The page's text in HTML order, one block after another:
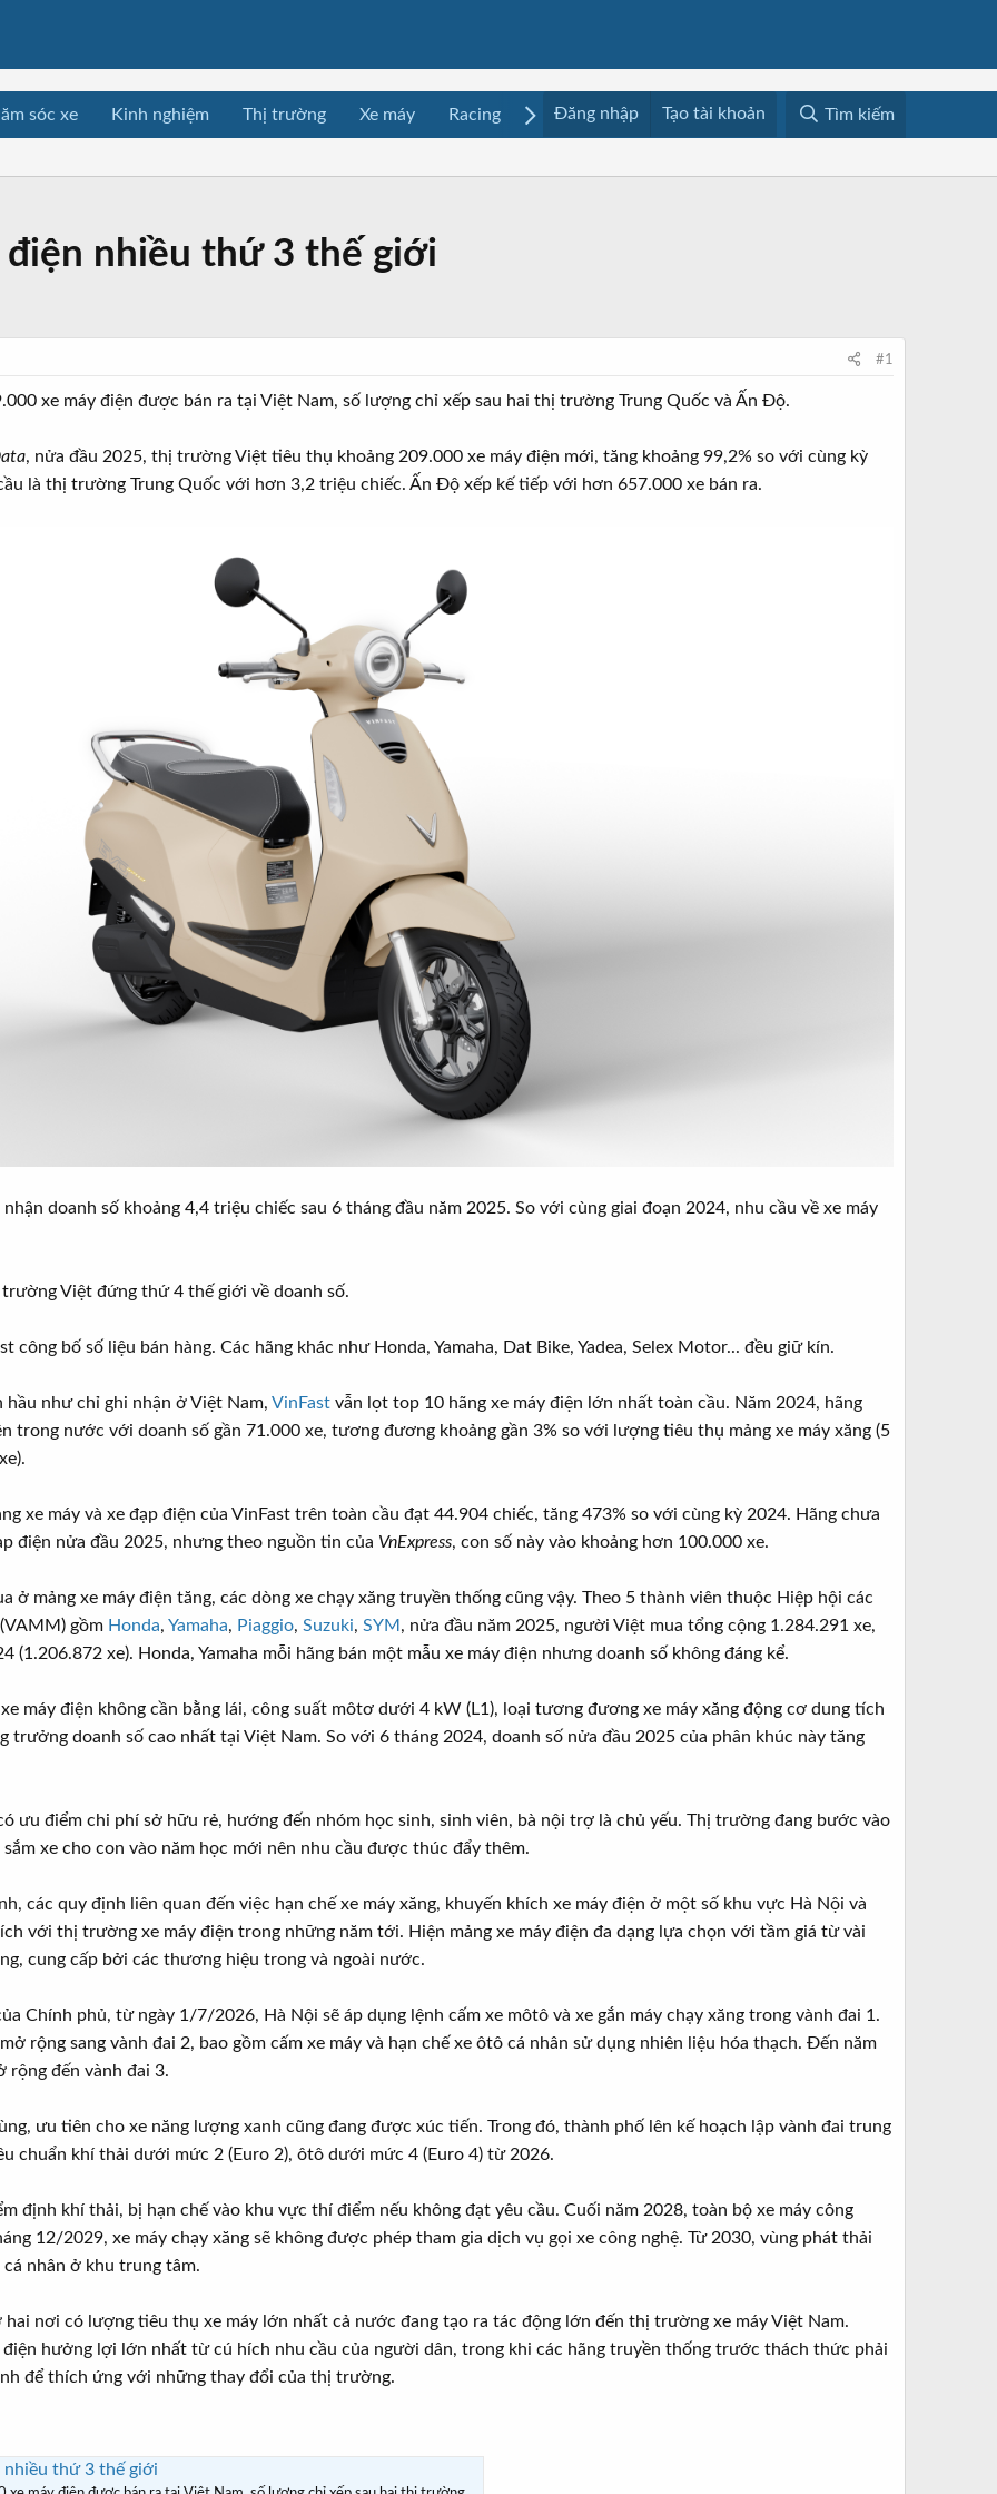
sóc xe Kinh nghiệm Thị trường Xe máy Racing Mua bán Media Resources
Đăng nhập Tạo tài khoản Tìm kiếm
điện nhiều thứ 3 thế giới
#1
xe máy điện được bán ra tại Việt Nam, số lượng chỉ xếp sau hai thị trường Trung Quốc và Ấn Độ.
, nửa đầu 2025, thị trường Việt tiêu thụ khoảng 209.000 xe máy điện mới, tăng khoảng 99,2% so với cùng kỳ
là thị trường Trung Quốc với hơn 3,2 triệu chiếc. Ấn Độ xếp kế tiếp với hơn 657.000 xe bán ra.
doanh số khoảng 4,4 triệu chiếc sau 6 tháng đầu năm 2025. So với cùng giai đoạn 2024, nhu cầu về xe máy
Việt đứng thứ 4 thế giới về doanh số.
công bố số liệu bán hàng. Các hãng khác như Honda, Yamaha, Dat Bike, Yadea, Selex Motor... đều giữ kín.
hầu như chỉ ghi nhận ở Việt Nam, VinFast vẫn lọt top 10 hãng xe máy điện lớn nhất toàn cầu. Năm 2024, hãng
trong nước với doanh số gần 71.000 xe, tương đương khoảng gần 3% so với lượng tiêu thụ mảng xe máy xăng (5
xe máy và xe đạp điện của VinFast trên toàn cầu đạt 44.904 chiếc, tăng 473% so với cùng kỳ 2024. Hãng chưa
điện nửa đầu 2025, nhưng theo nguồn tin của VnExpress, con số này vào khoảng hơn 100.000 xe.
ở mảng xe máy điện tăng, các dòng xe chạy xăng truyền thống cũng vậy. Theo 5 thành viên thuộc Hiệp hội các
gồm Honda, Yamaha, Piaggio, Suzuki, SYM , nửa đầu năm 2025, người Việt mua tổng cộng 1.284.291 xe,
(1.206.872 xe). Honda, Yamaha mỗi hãng bán một mẫu xe máy điện nhưng doanh số không đáng kể.
máy điện không cần bằng lái, công suất môtơ dưới 4 kW (L1), loại tương đương xe máy xăng động cơ dung tích
trưởng doanh số cao nhất tại Việt Nam. So với 6 tháng 2024, doanh số nửa đầu 2025 của phân khúc này tăng
ưu điểm chi phí sở hữu rẻ, hướng đến nhóm học sinh, sinh viên, bà nội trợ là chủ yếu. Thị trường đang bước vào
xe cho con vào năm học mới nên nhu cầu được thúc đẩy thêm.
các quy định liên quan đến việc hạn chế xe máy xăng, khuyến khích xe máy điện ở một số khu vực Hà Nội và
với thị trường xe máy điện trong những năm tới. Hiện mảng xe máy điện đa dạng lựa chọn với tầm giá từ vài
cung cấp bởi các thương hiệu trong và ngoài nước.
Chính phủ, từ ngày 1/7/2026, Hà Nội sẽ áp dụng lệnh cấm xe môtô và xe gắn máy chạy xăng trong vành đai 1.
rộng sang vành đai 2, bao gồm cấm xe máy và hạn chế xe ôtô cá nhân sử dụng nhiên liệu hóa thạch. Đến năm
đến vành đai 3.
ưu tiên cho xe năng lượng xanh cũng đang được xúc tiến. Trong đó, thành phố lên kế hoạch lập vành đai trung
chuẩn khí thải dưới mức 2 (Euro 2), ôtô dưới mức 4 (Euro 4) từ 2026.
định khí thải, bị hạn chế vào khu vực thí điểm nếu không đạt yêu cầu. Cuối năm 2028, toàn bộ xe máy công
12/2029, xe máy chạy xăng sẽ không được phép tham gia dịch vụ gọi xe công nghệ. Từ 2030, vùng phát thải
nhân ở khu trung tâm.
hai nơi có lượng tiêu thụ xe máy lớn nhất cả nước đang tạo ra tác động lớn đến thị trường xe máy Việt Nam.
điện hưởng lợi lớn nhất từ cú hích nhu cầu của người dân, trong khi các hãng truyền thống trước thách thức phải
để thích ứng với những thay đổi của thị trường.
nhiều thứ 3 thế giới